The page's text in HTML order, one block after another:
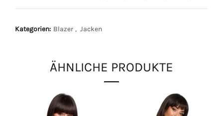
Kategorien: Blazer , Jacken
ÄHNLICHE PRODUKTE